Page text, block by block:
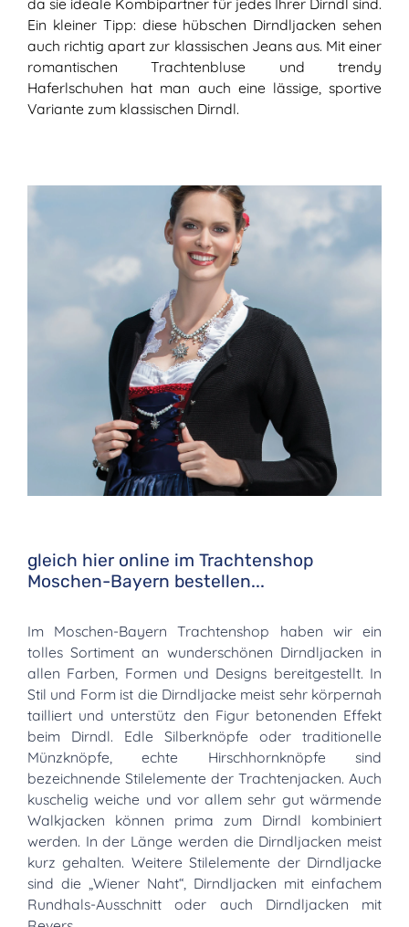
Ein kleiner Tipp: diese hübschen Dirndljacken sehen
auch richtig apart zur klassischen Jeans aus. Mit einer
romantischen Trachtenbluse und trendy
Haferlschuhen hat man auch eine lässige, sportive
Variante zum klassischen Dirndl.
gleich hier online im Trachtenshop
Moschen-Bayern bestellen...
Im Moschen-Bayern Trachtenshop haben wir ein
tolles Sortiment an wunderschönen Dirndljacken in
allen Farben, Formen und Designs bereitgestellt. In
Stil und Form ist die Dirndljacke meist sehr körpernah
tailliert und unterstütz den Figur betonenden Effekt
beim Dirndl. Edle Silberknöpfe oder traditionelle
Münzknöpfe, echte Hirschhornknöpfe sind
bezeichnende Stilelemente der Trachtenjacken. Auch
kuschelig weiche und vor allem sehr gut wärmende
Walkjacken können prima zum Dirndl kombiniert
werden. In der Länge werden die Dirndljacken meist
kurz gehalten. Weitere Stilelemente der Dirndljacke
sind die „Wiener Naht“, Dirndljacken mit einfachem
Rundhals-Ausschnitt oder auch Dirndljacken mit